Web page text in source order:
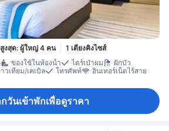
งสุด: ผู้ใหญ่ 4 คน
1 เตียงคิงไซส์
ของใช้ในห้องน้ำ ไดร์เป่าผม
ฝักบัว
วเทียม/เคเบิล โทรศัพท์
อินเทอร์เน็ตไร้สาย
กวันเข้าพักเพื่อดูราคา